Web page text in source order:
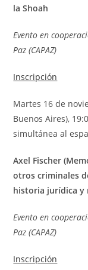
la Shoah
Evento en
Paz (CAPAZ)
Inscripción
Martes 16 de
Buenos Aires),
simultánea al
Axel Fischer
otros criminales
historia jurídica y
Evento en
Paz (CAPAZ)
Inscripción